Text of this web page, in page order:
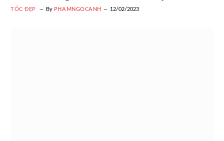
TÓC ĐẸP By PHAMNGOCANH 12/02/2023